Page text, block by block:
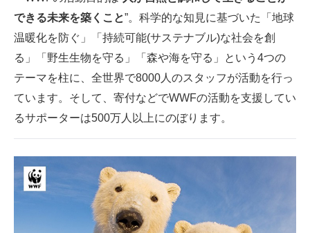
できる未来を築くこと”。科学的な知見に基づいた「地球
温暖化を防ぐ」「持続可能(サステナブル)な社会を創
る」「野生生物を守る」「森や海を守る」という4つの
テーマを柱に、全世界で8000人のスタッフが活動を行っ
ています。そして、寄付などでWWFの活動を支援してい
るサポーターは500万人以上にのぼります。